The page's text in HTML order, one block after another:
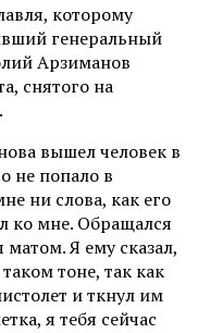
которому
генеральный
Арзиманов
снятого на
вышел человек в
не попало в
ни слова, как его
ко мне. Обращался
Я ему сказал,
тоне, так как
и ткнул им
я тебя сейчас